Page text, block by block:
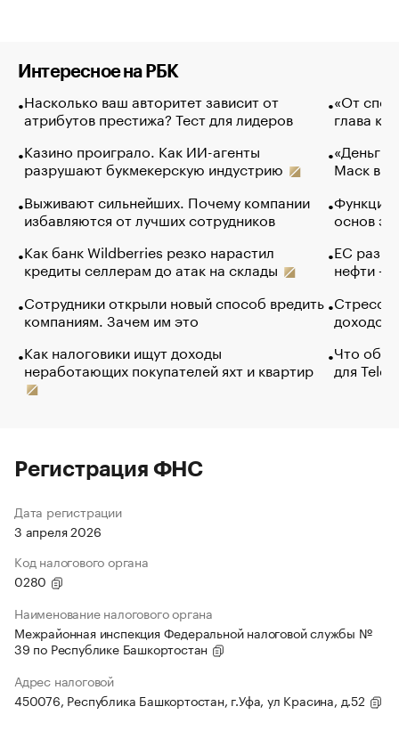
Интересное на РБК
Насколько ваш авторитет зависит от
атрибутов престижа? Тест для лидеров
Казино проиграло. Как ИИ-агенты
разрушают букмекерскую индустрию
Выживают сильнейших. Почему компании
избавляются от лучших сотрудников
Как банк Wildberries резко нарастил
кредиты селлерам до атак на склады
Сотрудники открыли новый способ вредить
компаниям. Зачем им это
Как налоговики ищут доходы
неработающих покупателей яхт и квартир
«От
глава
«Деньги
Маск в
Функции
основ
ЕС
нефти —
Стресс
доходов
Что
для
Регистрация ФНС
Дата регистрации
3 апреля 2026
Код налогового органа
0280
Наименование налогового органа
Межрайонная инспекция Федеральной налоговой службы №
39 по Республике Башкортостан
Адрес налоговой
450076, Республика Башкортостан, г.Уфа, ул Красина, д.52